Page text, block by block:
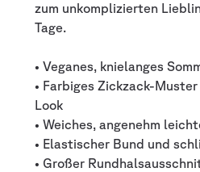
zum unkomplizierten
Tage.
• Veganes, knielanges
• Farbiges Zickzack-
Look
• Weiches, angenehm
• Elastischer Bund und
• Großer